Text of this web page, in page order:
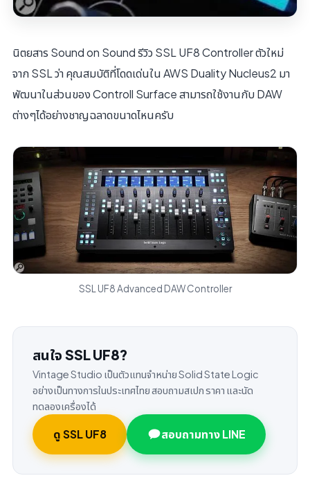
นิตยสาร Sound on Sound รีวิว SSL UF8 Controller ตัวใหม่
จาก SSL ว่า คุณสมบัติที่โดดเด่นใน AWS Duality Nucleus2 มา
พัฒนาในส่วนของ Controll Surface สามารถใช้งานกับ DAW
ต่างๆได้อย่างชาญฉลาดขนาดไหนครับ
SSL UF8 Advanced DAW Controller
สนใจ SSL UF8?
Vintage Studio เป็นตัวแทนจำหน่าย Solid State Logic
อย่างเป็นทางการในประเทศไทย สอบถามสเปก ราคา และนัด
ทดลองเครื่องได้
ดู SSL UF8 สอบถามทาง LINE